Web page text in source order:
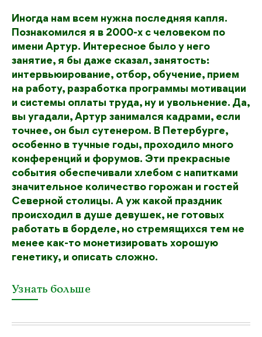
Иногда нам всем нужна последняя капля.
Познакомился я в 2000-х с человеком по
имени Артур. Интересное было у него
занятие, я бы даже сказал, занятость:
интервьюирование, отбор, обучение, прием
на работу, разработка программы мотивации
и системы оплаты труда, ну и увольнение. Да,
вы угадали, Артур занимался кадрами, если
точнее, он был сутенером. В Петербурге,
особенно в тучные годы, проходило много
конференций и форумов. Эти прекрасные
события обеспечивали хлебом с напитками
значительное количество горожан и гостей
Северной столицы. А уж какой праздник
происходил в душе девушек, не готовых
работать в борделе, но стремящихся тем не
менее как-то монетизировать хорошую
генетику, и описать сложно.
Узнать больше